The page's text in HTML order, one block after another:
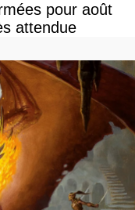
pour août
attendue